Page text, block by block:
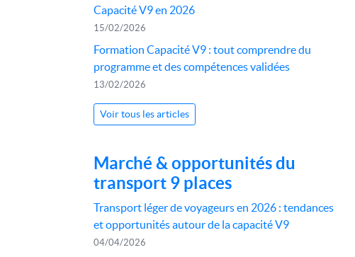
Capacité V9 en 2026
15/02/2026
Formation Capacité V9 : tout comprendre du
programme et des compétences validées
13/02/2026
Voir tous les articles
Marché & opportunités du
transport 9 places
Transport léger de voyageurs en 2026 : tendances
et opportunités autour de la capacité V9
04/04/2026